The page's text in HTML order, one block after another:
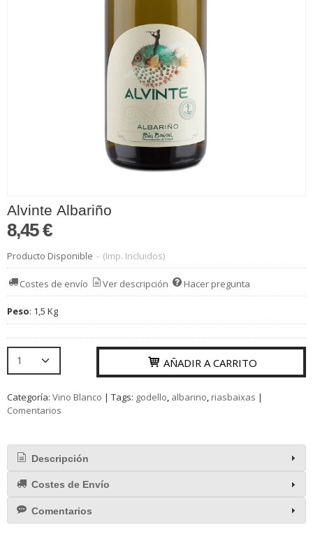
Alvinte Albariño
8,45 €
Producto Disponible - (Imp. Incluidos)
Costes de envío Ver descripción Hacer pregunta
Peso: 1,5 Kg
AÑADIR A CARRITO
Categoría: Vino Blanco | Tags: godello albarino riasbaixas |
Comentarios
Descripción
Costes de Envío
Comentarios